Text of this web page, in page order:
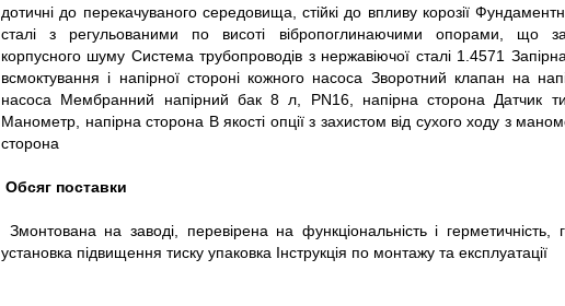
дотичні до перекачуваного середовища, стійкі до впливу корозії
сталі з регульованими по висоті вібропоглинаючими опорами, що
корпусного шуму Система трубопроводів з нержавіючої сталі 1.4571
всмоктування і напірної стороні кожного насоса Зворотний клапан на
насоса Мембранний напірний бак 8 л, PN16, напірна сторона Датчик
Манометр, напірна сторона В якості опції з захистом від сухого ходу з
сторона
Обсяг поставки
Змонтована на заводі, перевірена на функціональність і герметичність,
установка підвищення тиску упаковка Інструкція по монтажу та експлуатації